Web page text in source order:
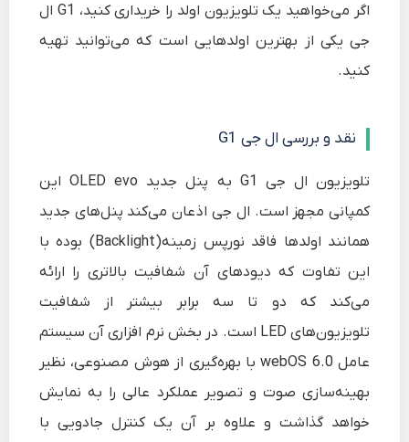
اگر می‌خواهید یک تلویزیون اولد را خریداری کنید، G1 ال
جی یکی از بهترین اولدهایی است که می‌توانید تهیه
کنید.
نقد و بررسی ال جی G1
تلویزیون ال جی G1 به پنل جدید OLED evo این
کمپانی مجهز است. ال جی اذعان می‌کند پنل‌های جدید
همانند اولدها فاقد نورپس زمینه(Backlight) بوده با
این تفاوت که دیود‌های آن شفافیت بالاتری را ارائه
می‌کند که دو تا سه برابر بیشتر از شفافیت
تلویزیون‌های LED است. در بخش نرم افزاری آن سیستم
عامل webOS 6.0 با بهره‌گیری از هوش مصنوعی، نظیر
بهینه‌سازی صوت و تصویر عملکرد عالی را به نمایش
خواهد گذاشت و علاوه بر آن یک کنترل جادویی با